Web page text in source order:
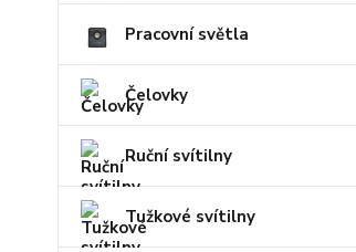
Pracovní světla
Čelovky
Ruční svítilny
Tužkové svítilny